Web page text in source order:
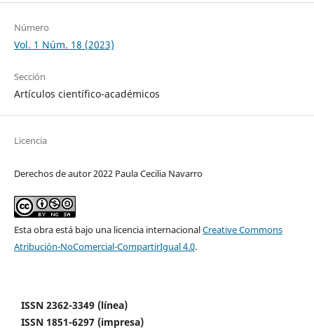
Número
Vol. 1 Núm. 18 (2023)
Sección
Artículos científico-académicos
Licencia
Derechos de autor 2022 Paula Cecilia Navarro
Esta obra está bajo una licencia internacionalCreative Commons
Atribución-NoComercial-CompartirIgual 4.0.
ISSN 2362-3349 (línea)
ISSN 1851-6297 (impresa)